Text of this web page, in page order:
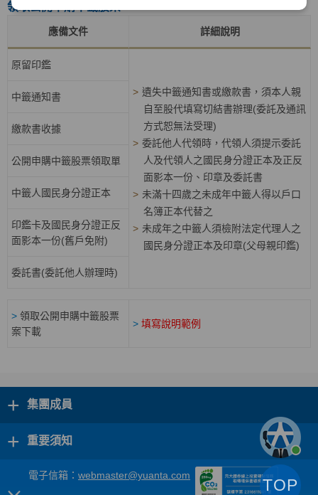
領取公開申購中籤股票
應備文件 詳細說明
原留印鑑
> 遺失中籤通知書或繳款書，須本人親
自至股代填寫切結書辦理(委託及通訊
方式恕無法受理)
> 委託他人代領時，代領人須提示委託
人及代領人之國民身分證正本及正反
面影本一份、印章及委託書
> 未滿十四歲之未成年中籤人得以戶口
名簿正本代替之
> 未成年之中籤人須檢附法定代理人之
國民身分證正本及印章(父母親印鑑)
中籤通知書
繳款書收據
公開申購中籤股票領取單
中籤人國民身分證正本
印鑑卡及國民身分證正反
面影本一份(舊戶免附)
委託書(委託他人辦理時)
> 領取公開申購中籤股票
案下載
> 填寫說明範例
+ 集團成員
+ 重要須知
電子信箱： webmaster@yuanta.com
TOP